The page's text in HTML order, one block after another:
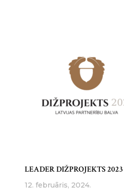
LEADER DIŽPROJEKTS 2023
12. februāris, 2024.